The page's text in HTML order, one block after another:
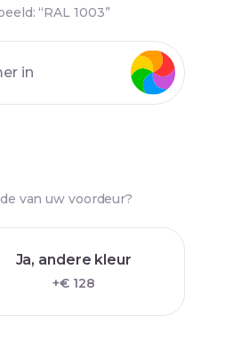
“RAL 1003”
van uw voordeur?
Ja, andere kleur
+€ 128